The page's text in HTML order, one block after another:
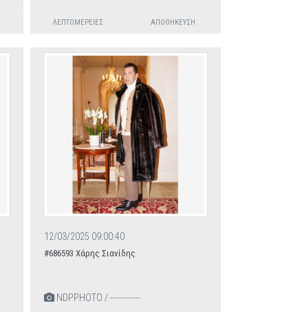
ΛΕΠΤΟΜΈΡΕΙΕΣ ΑΠΟΘΉΚΕΥΣΗ
12/03/2025 09:00:40
#686593 Χάρης Σιανίδης
NDPPHOTO / -----------